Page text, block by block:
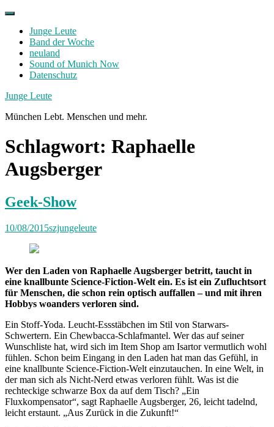
Skip
contentJunge Leute
Band der Woche
neuland
Sound of Munich Now
Datenschutz
Facebook
Twitter
Instagram
Junge Leute
München Lebt. Menschen und mehr.
Schlagwort: Raphaelle
Augsberger
Geek-Show
10/08/2015szjungeleute
Wer den Laden von Raphaelle Augsberger betritt, taucht in
eine knallbunte Science-Fiction-Welt ein. Es ist ein Zufluchtsort
für Menschen, die schon rein optisch auffallen – und mit ihren
Hobbys woanders verloren sind.
Ein Stoff-Yoda. Leucht-Essstäbchen im Stil von Starwars-
Schwertern. Ein Chewbacca-Schlafmantel. Wer das auf seiner
Wunschliste hat, wird sich im Item Shop am Isartor vermutlich wohl
fühlen. Schon beim Eingang in den Laden hat man das Gefühl, in
eine knallbunte Science-Fiction-Welt einzutauchen. In eine Welt, in
der man sich als Nicht-Nerd etwas verloren fühlt. Was ist die
rechteckige schwarze Box da auf dem Tisch? „Ein
Fluxkompensator“, sagt Raphaelle Augsberger, 26, leicht tadelnd,
leicht erstaunt. „Aus Zurück in die Zukunft!“